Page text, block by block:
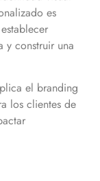
es
y construir una
el branding
los clientes de